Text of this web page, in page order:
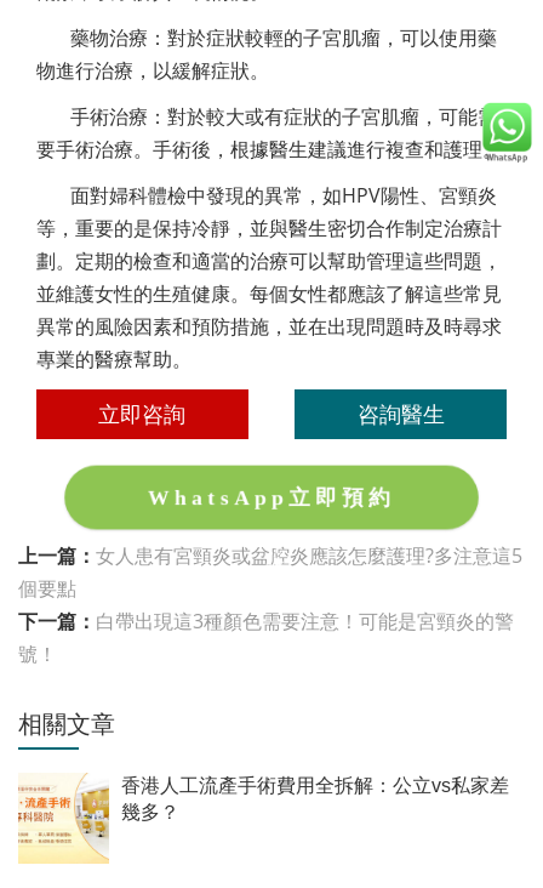
藥物治療：對於症狀較輕的子宮肌瘤，可以使用藥
物進行治療，以緩解症狀。
手術治療：對於較大或有症狀的子宮肌瘤，可能需
要手術治療。手術後，根據醫生建議進行複查和護理。
面對婦科體檢中發現的異常，如HPV陽性、宮頸炎
等，重要的是保持冷靜，並與醫生密切合作制定治療計
劃。定期的檢查和適當的治療可以幫助管理這些問題，
並維護女性的生殖健康。每個女性都應該了解這些常見
異常的風險因素和預防措施，並在出現問題時及時尋求
專業的醫療幫助。
立即咨詢 咨詢醫生
WhatsApp立即預約
上一篇： 女人患有宮頸炎或盆腔炎應該怎麼護理?多注意這5
個要點
下一篇： 白帶出現這3種顏色需要注意！可能是宮頸炎的警
號！
相關文章
香港人工流產手術費用全拆解：公立vs私家差
幾多？